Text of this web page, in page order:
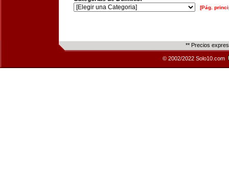
[Pág.
** Precios
© 2002/2022 Solo10.com